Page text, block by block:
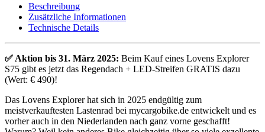
Beschreibung
Zusätzliche Informationen
Technische Details
✅ Aktion bis 31. März 2025: Beim Kauf eines Lovens Explorer
S75 gibt es jetzt das Regendach + LED-Streifen GRATIS dazu
(Wert: € 490)!
Das Lovens Explorer hat sich in 2025 endgültig zum
meistverkauftesten Lastenrad bei mycargobike.de entwickelt und es
vorher auch in den Niederlanden nach ganz vorne geschafft!